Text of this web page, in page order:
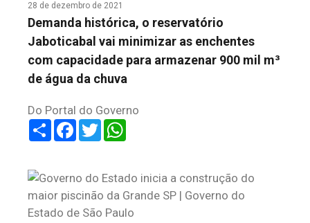
28 de dezembro de 2021
Demanda histórica, o reservatório
Jaboticabal vai minimizar as enchentes
com capacidade para armazenar 900 mil m³
de água da chuva
Do Portal do Governo
ShareFacebook
Twitter